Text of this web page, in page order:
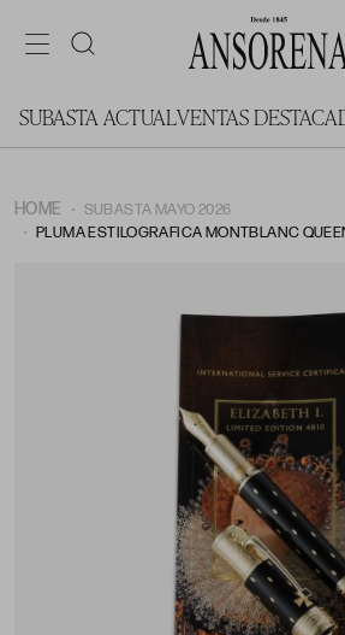
SUBASTA ACTUALVENTAS
HOME
SUBASTA MAYO 2026
PLUMA ESTILOGRAFICA MONTBLANC